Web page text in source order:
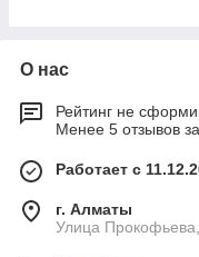
О нас
Рейтинг не
Менее 5 отзывов
Работает с
г. Алматы
​Улица